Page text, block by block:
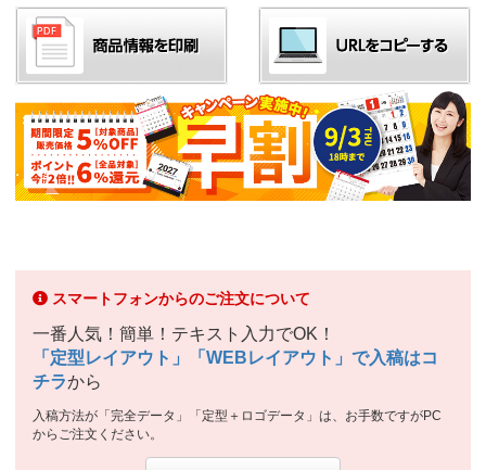
スマートフォンからのご注文について
一番人気！簡単！テキスト入力でOK！
「定型レイアウト」「WEBレイアウト」で入稿はコ
チラから
入稿方法が「完全データ」「定型＋ロゴデータ」は、お手数ですがPC
からご注文ください。